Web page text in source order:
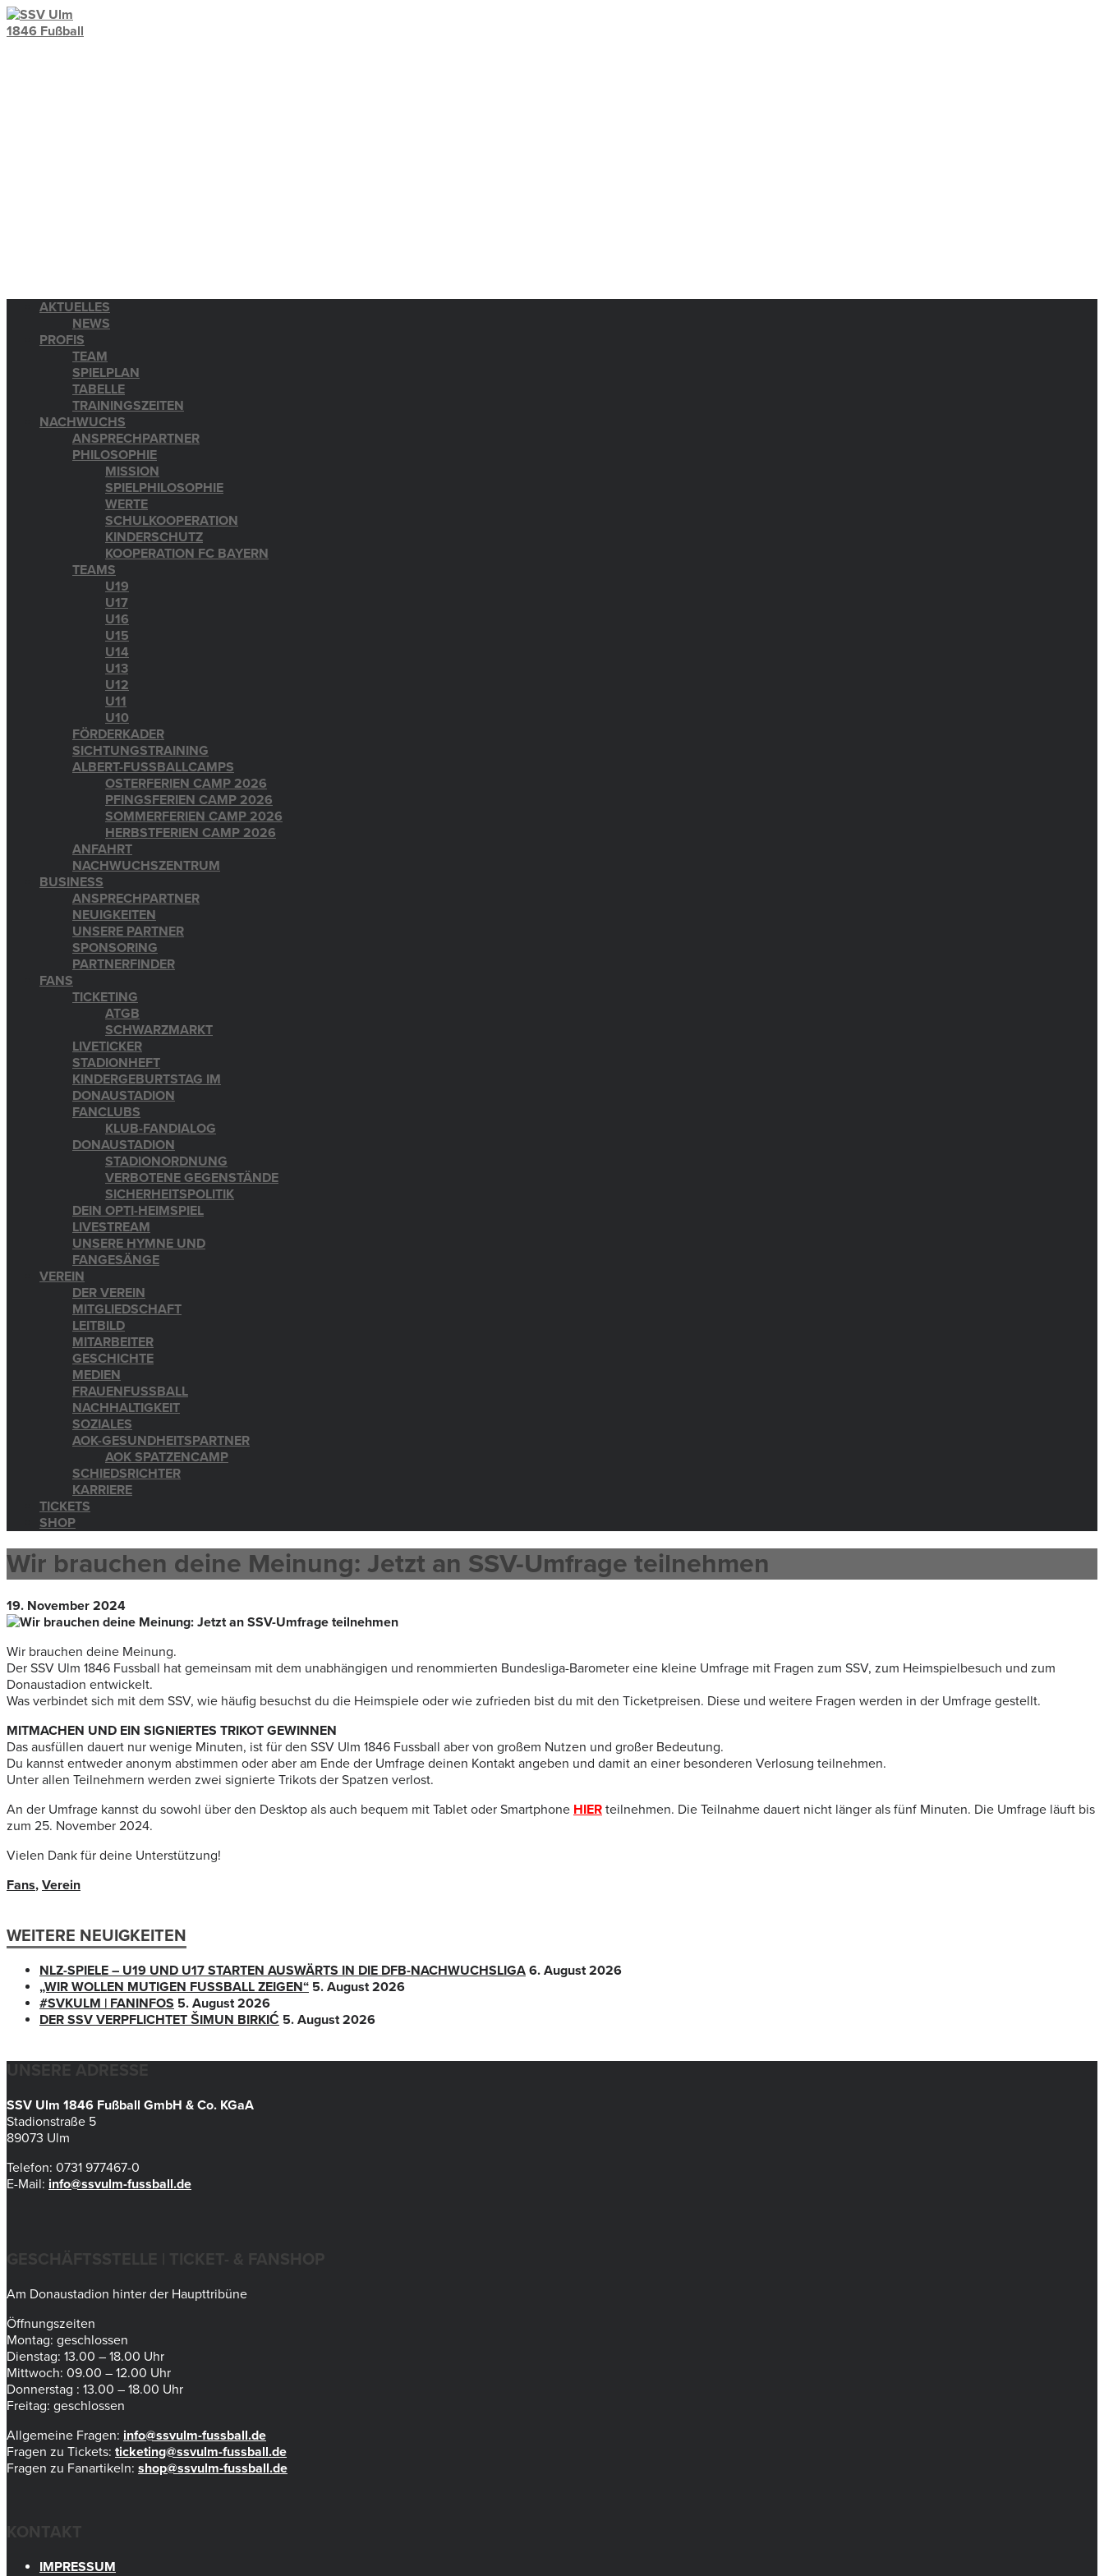
AKTUELLES
NEWS
PROFIS
TEAM
SPIELPLAN
TABELLE
TRAININGSZEITEN
NACHWUCHS
ANSPRECHPARTNER
PHILOSOPHIE
MISSION
SPIELPHILOSOPHIE
WERTE
SCHULKOOPERATION
KINDERSCHUTZ
KOOPERATION FC BAYERN
TEAMS
U19
U17
U16
U15
U14
U13
U12
U11
U10
FÖRDERKADER
SICHTUNGSTRAINING
ALBERT-FUSSBALLCAMPS
OSTERFERIEN CAMP 2026
PFINGSFERIEN CAMP 2026
SOMMERFERIEN CAMP 2026
HERBSTFERIEN CAMP 2026
ANFAHRT
NACHWUCHSZENTRUM
BUSINESS
ANSPRECHPARTNER
NEUIGKEITEN
UNSERE PARTNER
SPONSORING
PARTNERFINDER
FANS
TICKETING
ATGB
SCHWARZMARKT
LIVETICKER
STADIONHEFT
KINDERGEBURTSTAG IM
DONAUSTADION
FANCLUBS
KLUB-FANDIALOG
DONAUSTADION
STADIONORDNUNG
VERBOTENE GEGENSTÄNDE
SICHERHEITSPOLITIK
DEIN OPTI-HEIMSPIEL
LIVESTREAM
UNSERE HYMNE UND
FANGESÄNGE
VEREIN
DER VEREIN
MITGLIEDSCHAFT
LEITBILD
MITARBEITER
GESCHICHTE
MEDIEN
FRAUENFUSSBALL
NACHHALTIGKEIT
SOZIALES
AOK-GESUNDHEITSPARTNER
AOK SPATZENCAMP
SCHIEDSRICHTER
KARRIERE
TICKETS
SHOP
Wir brauchen deine Meinung: Jetzt an SSV-Umfrage teilnehmen
19. November 2024
Wir brauchen deine Meinung.
Der SSV Ulm 1846 Fussball hat gemeinsam mit dem unabhängigen und renommierten Bundesliga-Barometer eine kleine Umfrage mit Fragen zum SSV, zum Heimspielbesuch und zum
Donaustadion entwickelt.
Was verbindet sich mit dem SSV, wie häufig besuchst du die Heimspiele oder wie zufrieden bist du mit den Ticketpreisen. Diese und weitere Fragen werden in der Umfrage gestellt.
MITMACHEN UND EIN SIGNIERTES TRIKOT GEWINNEN
Das ausfüllen dauert nur wenige Minuten, ist für den SSV Ulm 1846 Fussball aber von großem Nutzen und großer Bedeutung.
Du kannst entweder anonym abstimmen oder aber am Ende der Umfrage deinen Kontakt angeben und damit an einer besonderen Verlosung teilnehmen.
Unter allen Teilnehmern werden zwei signierte Trikots der Spatzen verlost.
An der Umfrage kannst du sowohl über den Desktop als auch bequem mit Tablet oder Smartphone HIER teilnehmen. Die Teilnahme dauert nicht länger als fünf Minuten. Die Umfrage läuft bis
zum 25. November 2024.
Vielen Dank für deine Unterstützung!
Fans, Verein
WEITERE NEUIGKEITEN
NLZ-SPIELE – U19 UND U17 STARTEN AUSWÄRTS IN DIE DFB-NACHWUCHSLIGA 6. August 2026
„WIR WOLLEN MUTIGEN FUSSBALL ZEIGEN“
5. August 2026
#SVKULM | FANINFOS 5. August 2026
DER SSV VERPFLICHTET ŠIMUN BIRKIĆ 5. August 2026
UNSERE ADRESSE
SSV Ulm 1846 Fußball GmbH & Co. KGaA
Stadionstraße 5
89073 Ulm
Telefon: 0731 977467-0
E-Mail: info@ssvulm-fussball.de
GESCHÄFTSSTELLE | TICKET- & FANSHOP
Am Donaustadion hinter der Haupttribüne
Öffnungszeiten
Montag: geschlossen
Dienstag: 13.00 – 18.00 Uhr
Mittwoch: 09.00 – 12.00 Uhr
Donnerstag : 13.00 – 18.00 Uhr
Freitag: geschlossen
Allgemeine Fragen: info@ssvulm-fussball.de
Fragen zu Tickets: ticketing@ssvulm-fussball.de
Fragen zu Fanartikeln: shop@ssvulm-fussball.de
KONTAKT
IMPRESSUM